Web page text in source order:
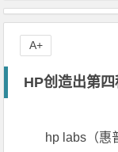
HP创造出第
hp labs（惠
A+